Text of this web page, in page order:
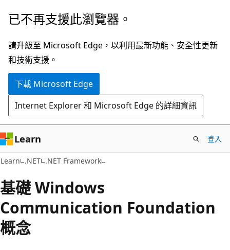
跳
主
要
內
已不再支援此瀏覽器。
請升級至 Microsoft Edge，以利用最新功能、安全性更新
和技術支援。
下載 Microsoft Edge
Internet Explorer 和 Microsoft Edge 的詳細資訊
Learn 登入
Learn .NET .NET Framework
基礎 Windows
Communication Foundation
概念